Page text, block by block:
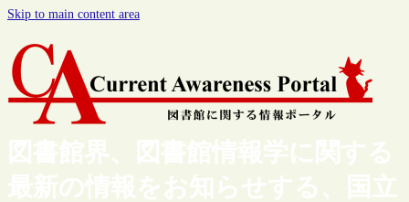
Skip to main content area
図書館界、図書館情報学に関する
最新の情報をお知らせする、国立